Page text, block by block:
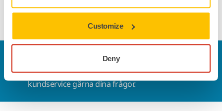
Customize
Deny
Vill du veta mer?Kontakta ossså besvarar vår
kundservice gärna dina frågor.